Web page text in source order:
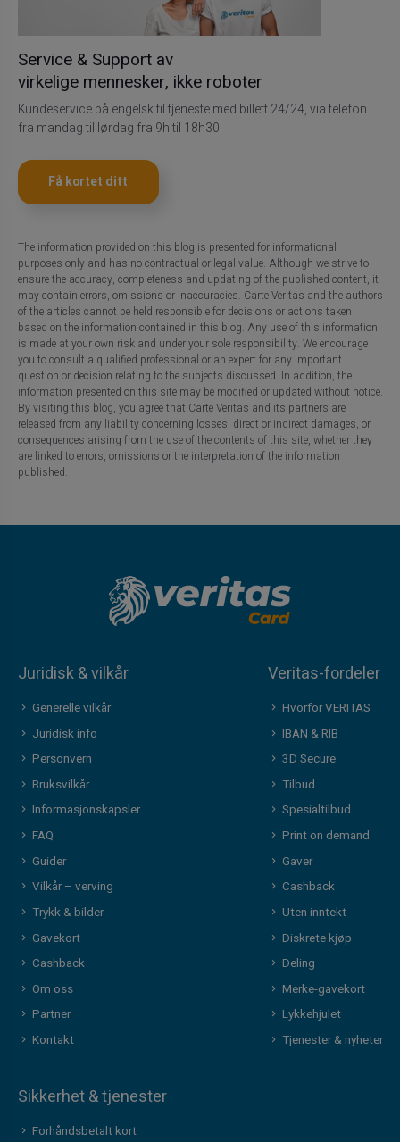
Service & Support av
virkelige mennesker, ikke roboter
Kundeservice på engelsk til tjeneste med billett 24/24, via telefon
fra mandag til lørdag fra 9h til 18h30
Få kortet ditt
The information provided on this blog is presented for informational
purposes only and has no contractual or legal value. Although we strive to
ensure the accuracy, completeness and updating of the published content, it
may contain errors, omissions or inaccuracies. Carte Veritas and the authors
of the articles cannot be held responsible for decisions or actions taken
based on the information contained in this blog. Any use of this information
is made at your own risk and under your sole responsibility. We encourage
you to consult a qualified professional or an expert for any important
question or decision relating to the subjects discussed. In addition, the
information presented on this site may be modified or updated without notice.
By visiting this blog, you agree that Carte Veritas and its partners are
released from any liability concerning losses, direct or indirect damages, or
consequences arising from the use of the contents of this site, whether they
are linked to errors, omissions or the interpretation of the information
published.
Juridisk & vilkår
Generelle vilkår
Juridisk info
Personvern
Bruksvilkår
Informasjonskapsler
FAQ
Guider
Vilkår – verving
Trykk & bilder
Gavekort
Cashback
Om oss
Partner
Kontakt
Veritas-fordeler
Hvorfor VERITAS
IBAN & RIB
3D Secure
Tilbud
Spesialtilbud
Print on demand
Gaver
Cashback
Uten inntekt
Diskrete kjøp
Deling
Merke-gavekort
Lykkehjulet
Tjenester & nyheter
Sikkerhet & tjenester
Forhåndsbetalt kort